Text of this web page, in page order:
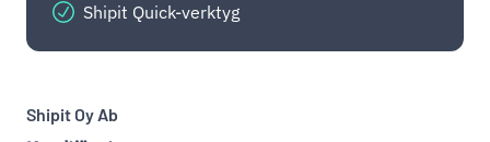
Shipit Quick-verktyg
Shipit Oy Ab